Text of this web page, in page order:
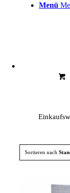
Menü
Link zu
Sortieren nach